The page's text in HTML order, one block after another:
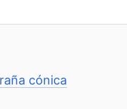
cónica